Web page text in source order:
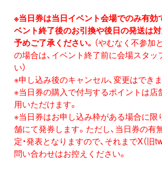
※当日券は当日イベント会場でのみ有効
ベント終了後のお引換や後日の発送は
予めご了承ください。 （やむなく不参加
の場合は、 イベント終了前に会場スタッ
い）
※申し込み後のキャンセル、変更はできま
※当日券の購入で付与するポイントは店
用いただけます。
※当日券はお申し込み枠がある場合に限
舗にて発券 します。ただし、 当日券の有
定・発表となりますので、 それまでX（旧
問い合わせはお控えください。